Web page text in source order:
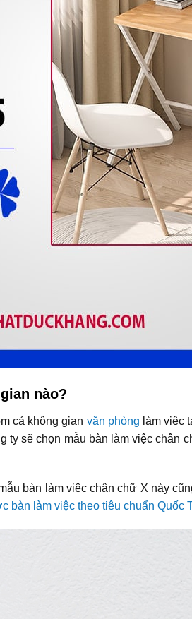
nào?
cả không gian văn phòng làm việc
sẽ chọn mẫu bàn làm việc chân
bàn làm việc chân chữ X này
bàn làm việc theo tiêu chuẩn Quốc